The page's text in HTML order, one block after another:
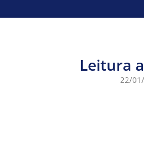
Leitura
22/